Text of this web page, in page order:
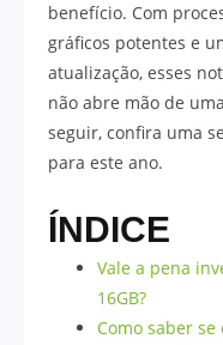
benefício. Com
gráficos potentes e
atualização, esses
não abre mão de
seguir, confira uma
para este ano.
ÍNDICE
Vale a pena
16GB?
Como saber se